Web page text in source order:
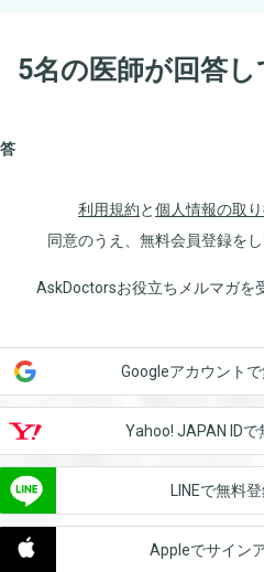
5名の医師が回答
利用規約と個人情報の取
同意のうえ、無料会員登録を
AskDoctorsお役立ちメルマガを
ことができます。登録すると回答
す。登録すると回答を閲覧するこ
と回答を閲覧することができます
することができます。登録すると
きます。
Googleアカウントで
Yahoo! JAPAN IDで
LINEで無料
Appleでサイン